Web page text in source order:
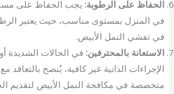
الحفاظ على الرطوبة: يجب الحفاظ على
في المنزل بمستوى مناسب، حيث يعتبر
في تفشي النمل الأبيض.
الاستعانة بالمحترفين: في الحالات الشديدة
الإجراءات الذاتية غير كافية، يُنصح بالتعاقد
متخصصة في مكافحة النمل الأبيض لتقديم